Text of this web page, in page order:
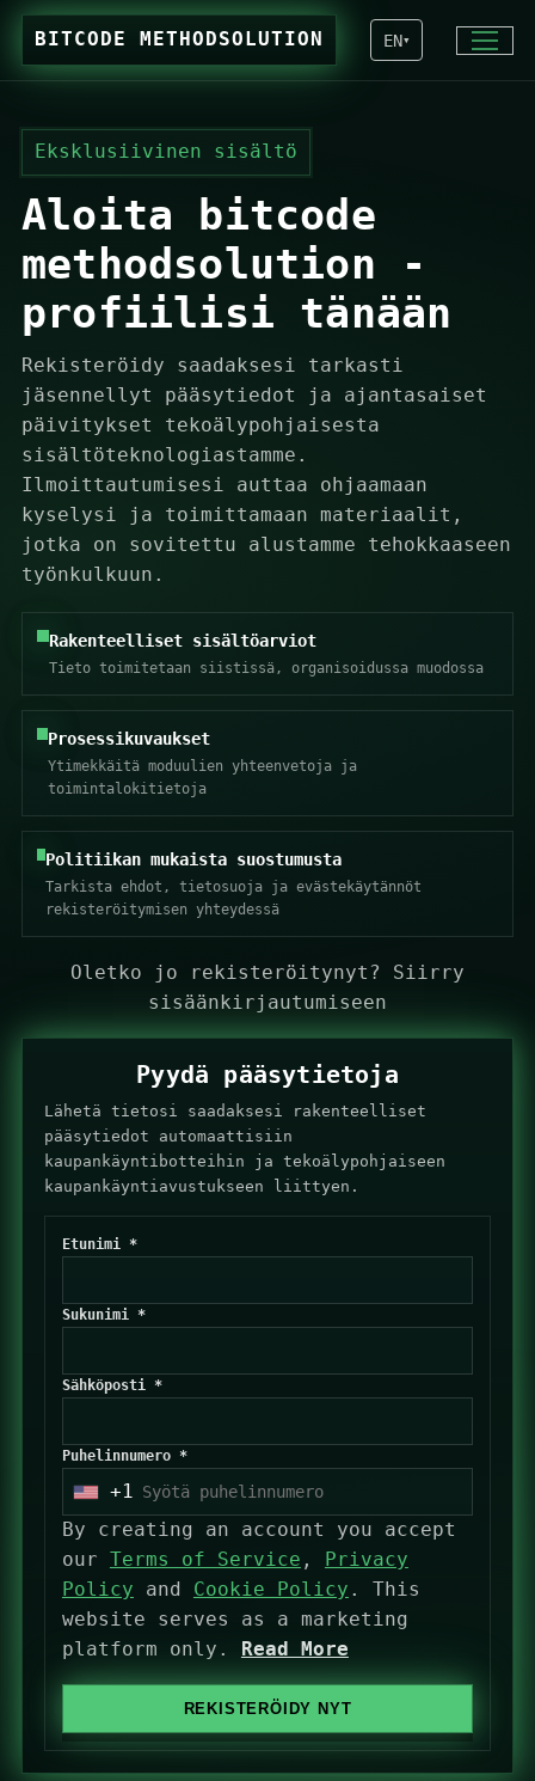
BITCODE METHODSOLUTION EN▾
Eksklusiivinen sisältö
Aloita bitcode
methodsolution -
profiilisi tänään
Rekisteröidy saadaksesi tarkasti
jäsennellyt pääsytiedot ja ajantasaiset
päivitykset tekoälypohjaisesta
sisältöteknologiastamme.
Ilmoittautumisesi auttaa ohjaamaan
kyselysi ja toimittamaan materiaalit,
jotka on sovitettu alustamme tehokkaaseen
työnkulkuun.
Rakenteelliset sisältöarviot
Tieto toimitetaan siistissä, organisoidussa muodossa
Prosessikuvaukset
Ytimekkäitä moduulien yhteenvetoja ja
toimintalokitietoja
Politiikan mukaista suostumusta
Tarkista ehdot, tietosuoja ja evästekäytännöt
rekisteröitymisen yhteydessä
Oletko jo rekisteröitynyt? Siirry
sisäänkirjautumiseen
Pyydä pääsytietoja
Lähetä tietosi saadaksesi rakenteelliset
pääsytiedot automaattisiin
kaupankäyntibotteihin ja tekoälypohjaiseen
kaupankäyntiavustukseen liittyen.
Etunimi *
Sukunimi *
Sähköposti *
Puhelinnumero *
U
i
t
e
d
S
a
t
+1
By creating an account you accept
our Terms of Service ,
Privacy
Policy and Cookie Policy . This
website serves as a marketing
platform only.
Read More
REKISTERÖIDY NYT